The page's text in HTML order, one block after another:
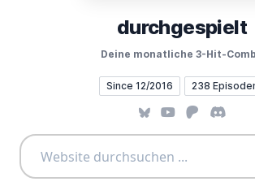
durchgespielt
Deine monatliche 3-Hit-
Since 12/2016 238
BlueskyYouTube
PatreonDiscord